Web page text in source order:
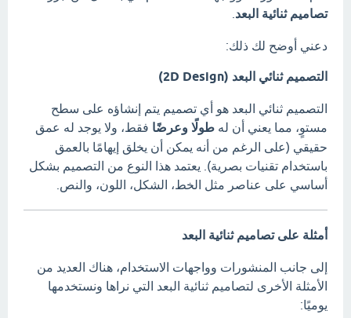
تصاميم ثنائية البعد
دعني أوضح لك ذلك:
التصميم ثنائي البعد (2D Design)
التصميم ثنائي البعد هو أي تصميم يتم إنشاؤه على سطح
مستوٍ، مما يعني أن له طولًا وعرضًا فقط، ولا يوجد له عمق
حقيقي (على الرغم من أنه يمكن أن يخلق إيهامًا بالعمق
باستخدام تقنيات بصرية). يعتمد هذا النوع من التصميم بشكل
أساسي على عناصر مثل الخط، الشكل، اللون، والنص.
أمثلة على تصاميم ثنائية البعد
إلى جانب المنشورات وواجهات الاستخدام، هناك العديد من
الأمثلة الأخرى لتصاميم ثنائية البعد التي نراها ونستخدمها
يوميًا: